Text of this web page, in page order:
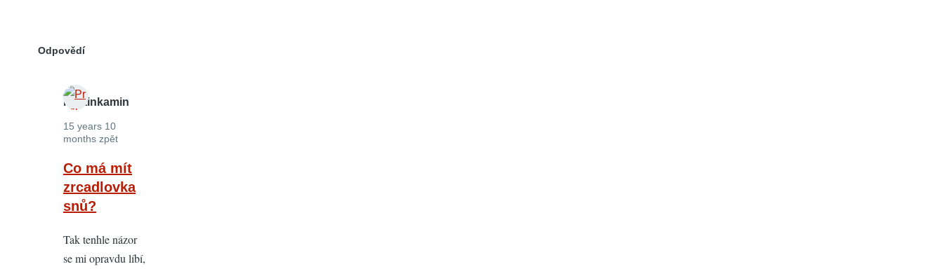
Odpovědí
martinkamin
15 years 10
months zpět
In
reply
to
výklopný
displej?
Co má mít
zrcadlovka
snů?
Tak tenhle názor
se mi opravdu líbí,